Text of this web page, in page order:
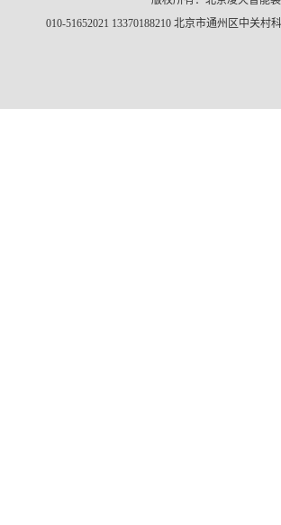
010-51652021 13370188210 北京市通州区中关